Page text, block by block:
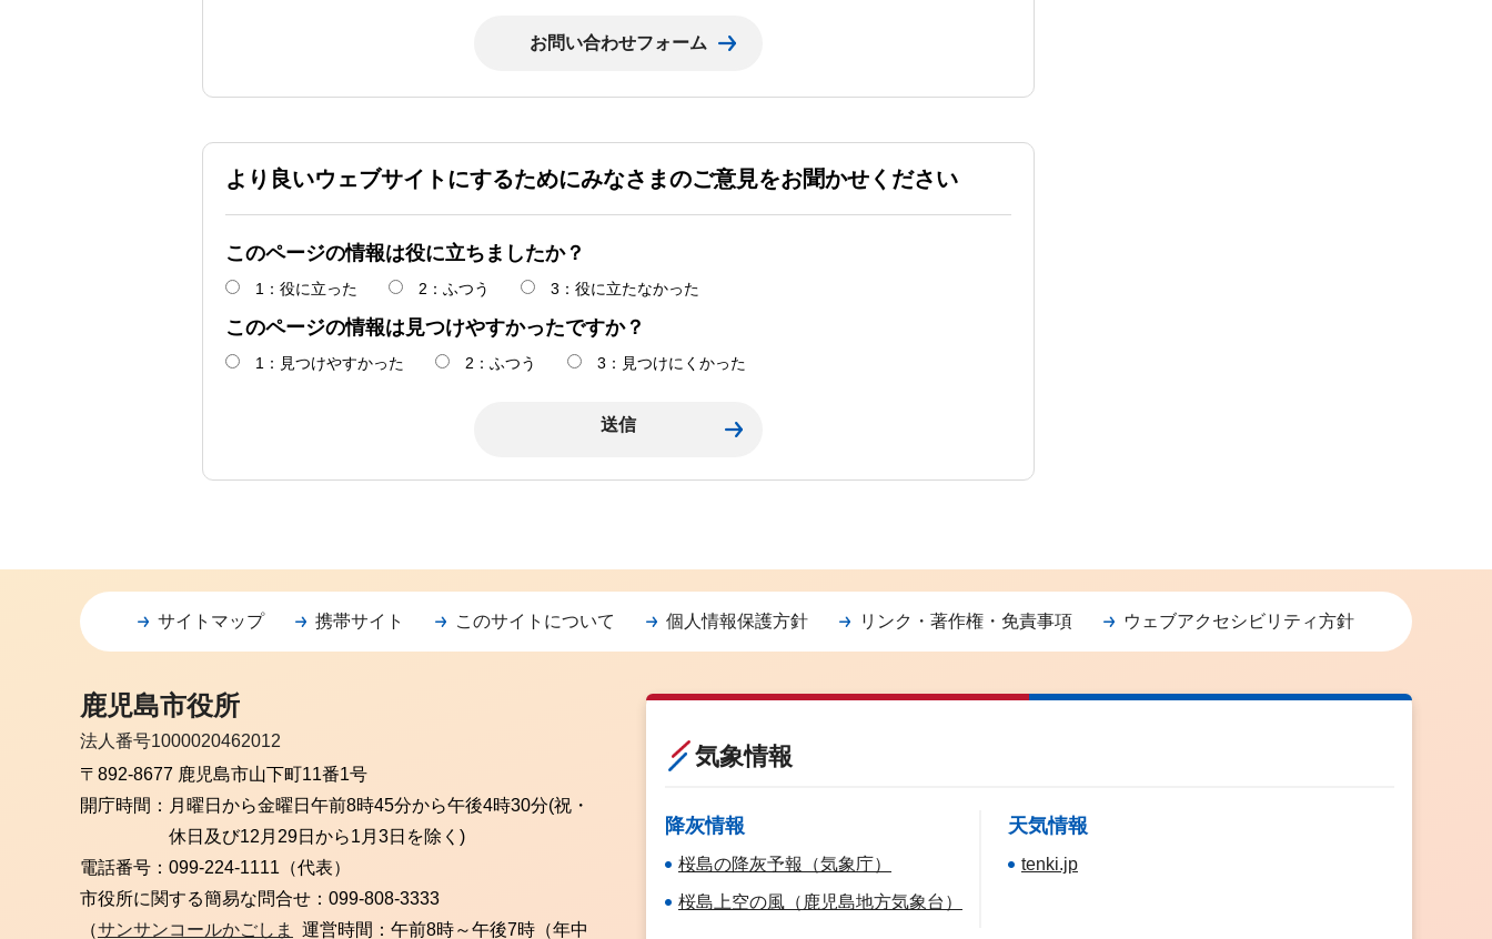
より良いウェブサイトにするためにみなさまのご意見をお聞かせください
このページの情報は役に立ちましたか？
1：役に立った 2：ふつう 3：役に立たなかった
このページの情報は見つけやすかったですか？
1：見つけやすかった 2：ふつう 3：見つけにくかった
サイトマップ 携帯サイト このサイトについて 個人情報保護方針 リンク・著作権・免責事項 ウェブアクセシビリティ方針
鹿児島市役所
法人番号1000020462012
〒892-8677 鹿児島市山下町11番1号
開庁時間： 月曜日から金曜日 午前8時45分から午後4時30分(祝・
休日及び12月29日から1月3日を除く)
電話番号： 099-224-1111（代表）
市役所に関する簡易な問合せ： 099-808-3333
（サンサンコールかごしま 運営時間：午前8時～午後7時（年中
気象情報
降灰情報
桜島の降灰予報（気象庁）
桜島上空の風（鹿児島地方気象台）
天気情報
tenki.jp